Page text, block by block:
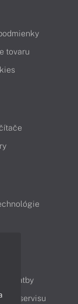
tovaru
a platby
servisu